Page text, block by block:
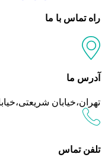
راه تماس با ما
آدرس ما
تهران،خیابان شریعتی،خیابان
تلفن تماس